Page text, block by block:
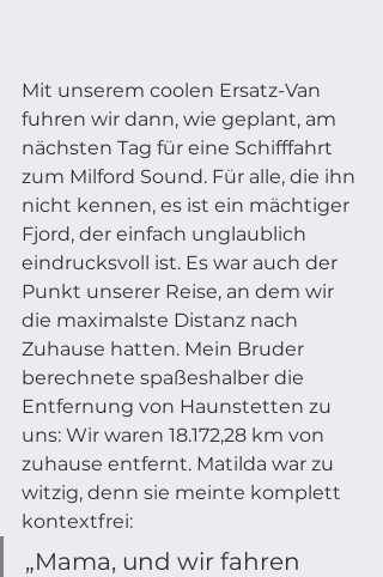
Mit unserem coolen Ersatz-Van
fuhren wir dann, wie geplant, am
nächsten Tag für eine Schifffahrt
zum Milford Sound. Für alle, die ihn
nicht kennen, es ist ein mächtiger
Fjord, der einfach unglaublich
eindrucksvoll ist. Es war auch der
Punkt unserer Reise, an dem wir
die maximalste Distanz nach
Zuhause hatten. Mein Bruder
berechnete spaßeshalber die
Entfernung von Haunstetten zu
uns: Wir waren 18.172,28 km von
zuhause entfernt. Matilda war zu
witzig, denn sie meinte komplett
kontextfrei:
„Mama, und wir fahren